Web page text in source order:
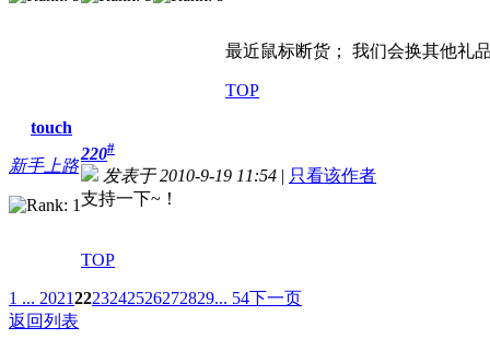
最近鼠标断货； 我们会换其他礼
TOP
touch
新手上路
220#
发表于 2010-9-19 11:54 | 只看该作者
支持一下~！
TOP
1 ... 20212223242526272829... 54下一页
返回列表